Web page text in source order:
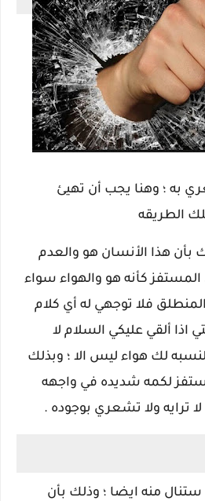
به ؛ وهنا يجب أن تهيئ
الطريقه
هذا الأنسان هو والعدم
كأنه هو والهواء سواء
فلا توجهي له أي كلام
اذا ألقي عليكي السلام لا
لك هواء ليس الا ؛ وبذلك
لكمه شديده في واجهه
لا ترايه ولا تشعري بوجوده .
منه ايضا ؛ وذلك بأن